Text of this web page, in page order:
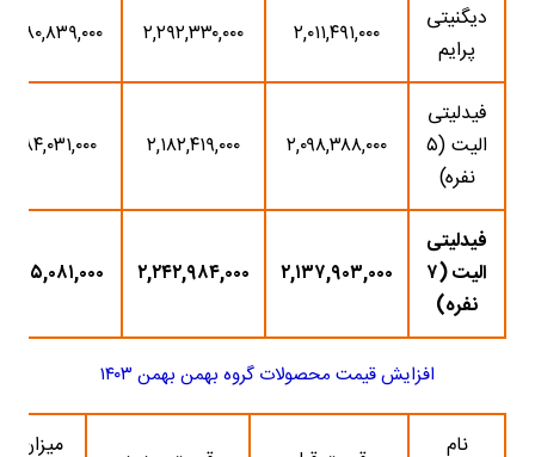
دیگنیتی
پرایم
۲,۰۱۱,۴۹۱,۰۰۰ ۲,۲۹۲,۳۳۰,۰۰۰ ۲۸۰,۸۳۹,۰۰۰
فیدلیتی
الیت (۵
نفره)
۲,۰۹۸,۳۸۸,۰۰۰ ۲,۱۸۲,۴۱۹,۰۰۰ ۸۴,۰۳۱,۰۰۰
فیدلیتی
الیت (۷
نفره)
۲,۱۳۷,۹۰۳,۰۰۰ ۲,۲۴۲,۹۸۴,۰۰۰ ۱۰۵,۰۸۱,۰۰۰
افزایش قیمت محصولات گروه بهمن بهمن ۱۴۰۳
نام میزان